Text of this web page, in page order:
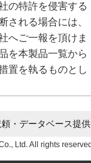
・データベース提供
の特許を侵害する
される場合には、
へご一報を頂けま
を本製品一覧から
置を執るものとし
Ltd. All rights